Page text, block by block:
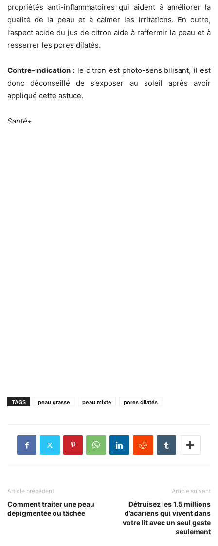
propriétés anti-inflammatoires qui aident à améliorer la
qualité de la peau et à calmer les irritations. En outre,
l’aspect acide du jus de citron aide à raffermir la peau et à
resserrer les pores dilatés.
Contre-indication : le citron est photo-sensibilisant, il est
donc déconseillé de s’exposer au soleil après avoir
appliqué cette astuce.
Santé+
TAGS peau grasse peau mixte pores dilatés
Article précédent
Comment traiter une peau
dépigmentée ou tâchée
Article suivant
Détruisez les 1.5 millions
d’acariens qui vivent dans
votre lit avec un seul geste
seulement